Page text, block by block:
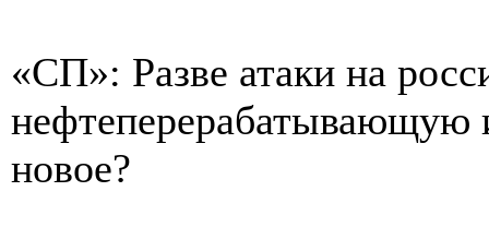
«СП»: Разве атаки на
нефтеперерабатывающую
новое?